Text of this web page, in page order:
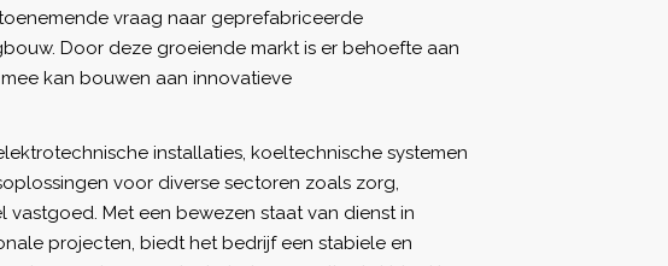
vraag naar geprefabriceerde
Door deze groeiende markt is er behoefte aan
kan bouwen aan innovatieve
installaties, koeltechnische systemen
voor diverse sectoren zoals zorg,
vastgoed. Met een bewezen staat van dienst in
projecten, biedt het bedrijf een stabiele en